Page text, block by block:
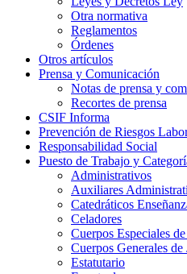
Otra normativa
Reglamentos
Órdenes
Otros artículos
Prensa y Comunicación
Notas de prensa y
Recortes de prensa
CSIF Informa
Prevención de Riesgos
Responsabilidad Social
Puesto de Trabajo y
Administrativos
Auxiliares
Catedráticos
Celadores
Cuerpos Especiales
Cuerpos Generales de
Estatutario